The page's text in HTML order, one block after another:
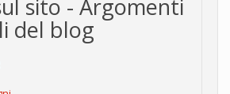
sito - Argomenti
del blog